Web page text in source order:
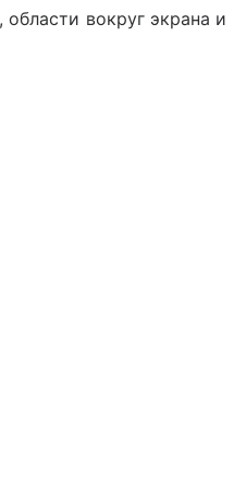
вокруг экрана и